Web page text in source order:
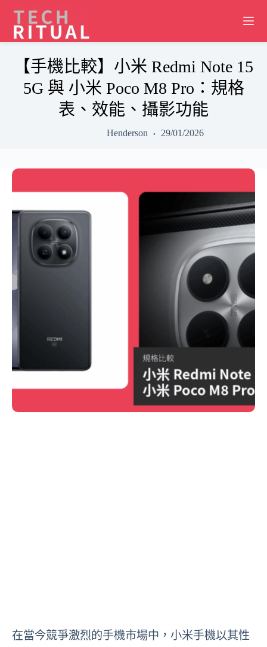
content
【手機比較】小米 Redmi Note 15
5G 與 小米 Poco M8 Pro：規格
表、效能、攝影功能
Henderson 29/01/2026
在當今競爭激烈的手機市場中，小米手機以其性